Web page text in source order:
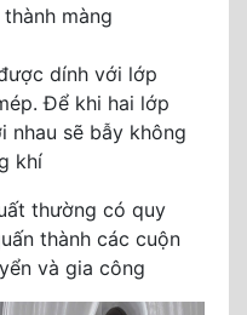
màng
dính với lớp
Để khi hai lớp
nhau sẽ bẫy không
khí
thường có quy
thành các cuộn
và gia công